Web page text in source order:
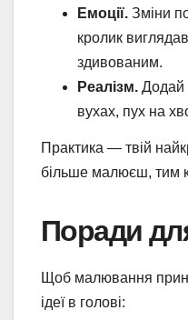
Емоції. Зміни
кролик
здивованим.
Реалізм. Додай
вухах, пух на
Практика — твій
більше малюєш, тим
Поради
Щоб малювання
ідеї в голові: